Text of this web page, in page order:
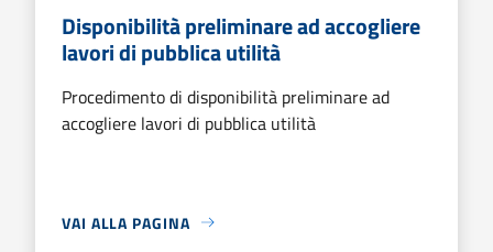
Disponibilità preliminare ad accogliere
lavori di pubblica utilità
Procedimento di disponibilità preliminare ad
accogliere lavori di pubblica utilità
VAI ALLA PAGINA